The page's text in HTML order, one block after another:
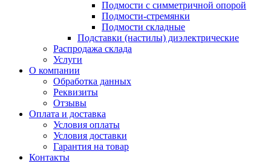
Подмости с симметричной опорой
Подмости-стремянки
Подмости складные
Подставки (настилы) диэлектрические
Распродажа склада
Услуги
О компании
Обработка данных
Реквизиты
Отзывы
Оплата и доставка
Условия оплаты
Условия доставки
Гарантия на товар
Контакты